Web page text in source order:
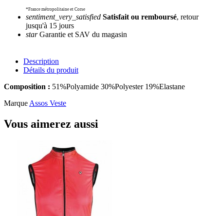
*France métropolitaine et Corse
sentiment_very_satisfied Satisfait ou remboursé, retour
jusqu'à 15 jours
starGarantie et SAV du magasin
Description
Détails du produit
Composition : 51%Polyamide 30%Polyester 19%Elastane
Marque Assos Veste
Vous aimerez aussi